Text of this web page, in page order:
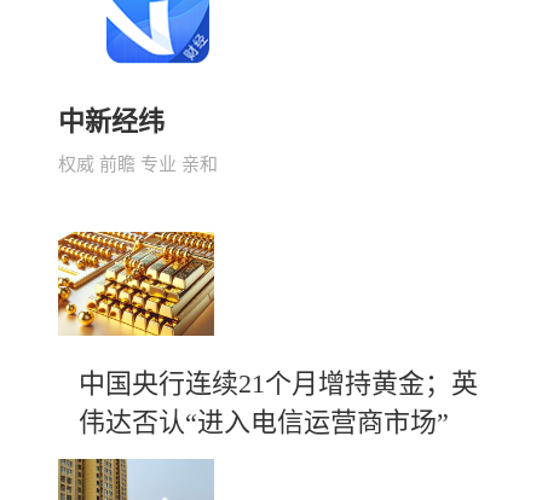
中新经纬
权威 前瞻 专业 亲和
中国央行连续21个月增持黄金；英
伟达否认“进入电信运营商市场”